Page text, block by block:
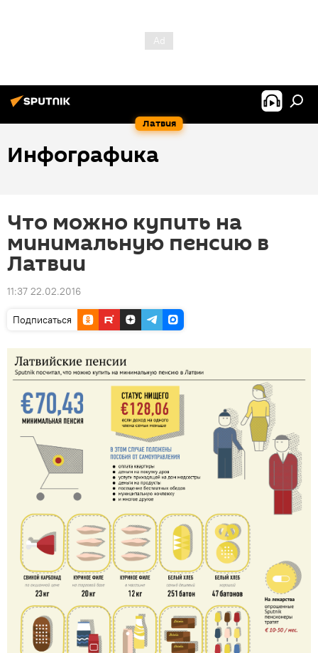
Латвия
Инфографика
Что можно купить на
минимальную пенсию в
Латвии
11:37 22.02.2016
Подписаться